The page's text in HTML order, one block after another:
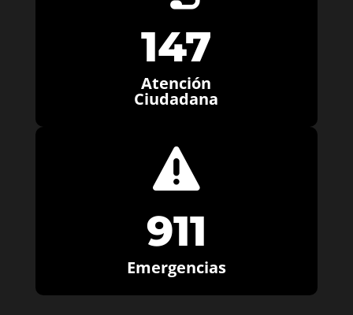
147
Atención
Ciudadana

911
Emergencias